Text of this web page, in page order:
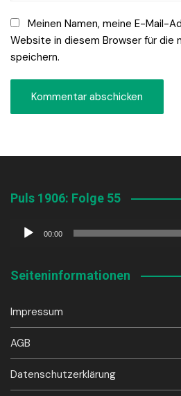
Meinen Namen, meine E-Mail-
Website in diesem Browser für die
speichern.
Puls 1906: Folge 55
Audio-
00:00
Seiteninformationen
Impressum
AGB
Datenschutzerklärung